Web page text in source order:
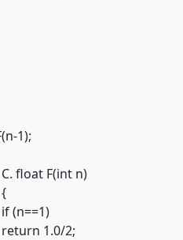
1);
C. float F(int n)
{
if (n==1)
return 1.0/2;